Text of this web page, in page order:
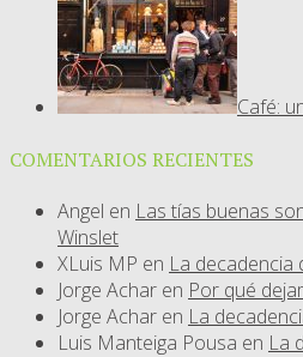
Café:
COMENTARIOS RECIENTES
Angel en Las tías buenas
Winslet
XLuis MP en La decadencia
Jorge Achar en Por qué
Jorge Achar en La
Luis Manteiga Pousa en La